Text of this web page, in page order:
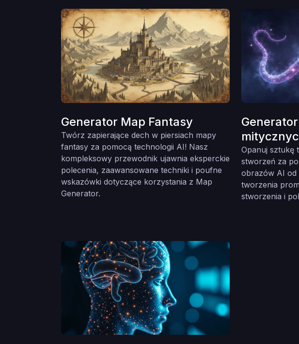
Generator Map Fantasy
Twórz zapierające dech w piersiach mapy
fantasy za pomocą technologii AI! Nasz
kompleksowy przewodnik ujawnia eksperckie
polecenia, zaawansowane techniki i poufne
wskazówki dotyczące korzystania z Map
Generator.
Opanuj sztukę
stworzeń za
obrazów AI od
tworzenia
stworzenia i